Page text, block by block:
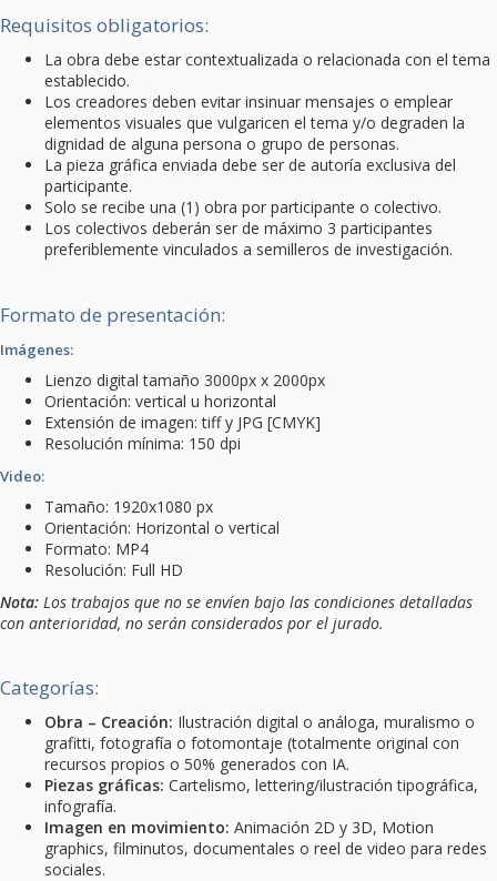
Requisitos obligatorios:
La obra debe estar contextualizada o relacionada con el tema
establecido.
Los creadores deben evitar insinuar mensajes o emplear
elementos visuales que vulgaricen el tema y/o degraden la
dignidad de alguna persona o grupo de personas.
La pieza gráfica enviada debe ser de autoría exclusiva del
participante.
Solo se recibe una (1) obra por participante o colectivo.
Los colectivos deberán ser de máximo 3 participantes
preferiblemente vinculados a semilleros de investigación.
Formato de presentación:
Imágenes:
Lienzo digital tamaño 3000px x 2000px
Orientación: vertical u horizontal
Extensión de imagen: tiff y JPG [CMYK]
Resolución mínima: 150 dpi
Video:
Tamaño: 1920x1080 px
Orientación: Horizontal o vertical
Formato: MP4
Resolución: Full HD
Nota: Los trabajos que no se envíen bajo las condiciones detalladas
con anterioridad, no serán considerados por el jurado.
Categorías:
Obra – Creación: Ilustración digital o análoga, muralismo o
grafitti, fotografía o fotomontaje (totalmente original con
recursos propios o 50% generados con IA.
Piezas gráficas: Cartelismo, lettering/ilustración tipográfica,
infografía.
Imagen en movimiento: Animación 2D y 3D, Motion
graphics, filminutos, documentales o reel de video para redes
sociales.